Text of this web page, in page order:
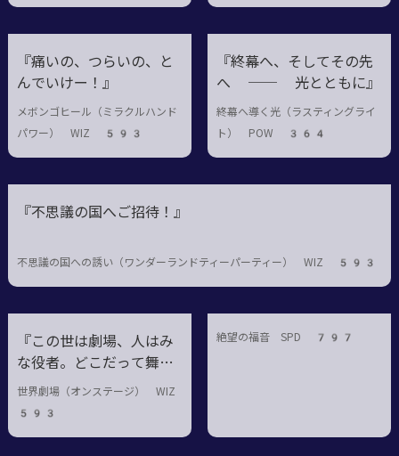
『痛いの、つらいの、と
んでいけー！』
メボンゴヒール（ミラクルハンド
パワー） WIZ 593
『終幕へ、そしてその先
へ ── 光とともに』
終幕へ導く光（ラスティングライ
ト） POW 364
『不思議の国へご招待！』
不思議の国への誘い（ワンダーランドティーパーティー） WIZ 593
『この世は劇場、人はみ
な役者。どこだって舞台
になる。さあ、私達のシ
ョーの幕を開けよう！』
世界劇場（オンステージ） WIZ
593
絶望の福音 SPD 797